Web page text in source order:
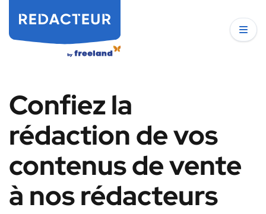
Confiez la
rédaction de vos
contenus de vente
à nos rédacteurs